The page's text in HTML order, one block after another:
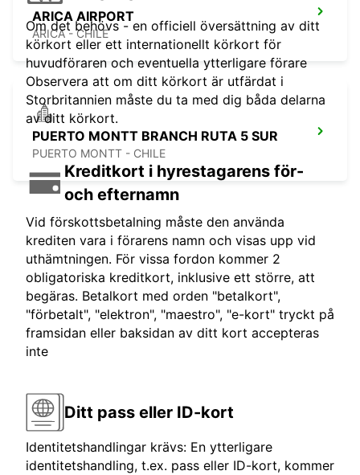
ARICA AIRPORT
ARICA - CHILE
PUERTO MONTT BRANCH RUTA 5 SUR
PUERTO MONTT - CHILE
Om det behövs - en officiell översättning av ditt
körkort eller ett internationellt körkort för
huvudföraren och eventuella ytterligare förare
Observera att om ditt körkort är utfärdat i
Storbritannien måste du ta med dig båda delarna
av ditt körkort.
Kreditkort i hyrestagarens för-
och efternamn
Vid förskottsbetalning måste den använda
krediten vara i förarens namn och visas upp vid
uthämtningen. För vissa fordon kommer 2
obligatoriska kreditkort, inklusive ett större, att
begäras. Betalkort med orden "betalkort",
"förbetalt", "elektron", "maestro", "e-kort" tryckt på
framsidan eller baksidan av ditt kort accepteras
inte
Ditt pass eller ID-kort
Identitetshandlingar krävs: En ytterligare
identitetshandling, t.ex. pass eller ID-kort, kommer